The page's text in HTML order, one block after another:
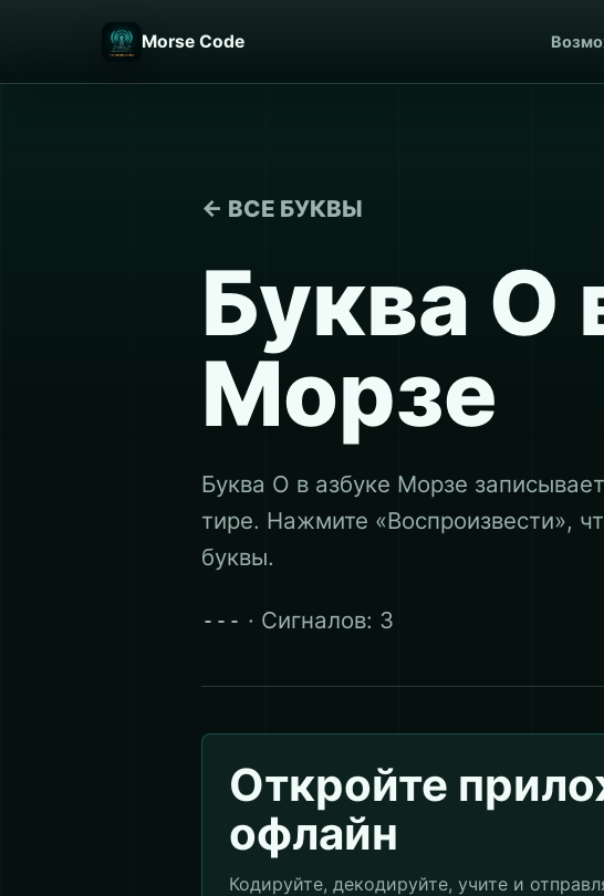
Morse Code
← ВСЕ БУКВЫ
Буква О
Морзе
Буква О в азбуке Морзе
тире. Нажмите «Воспроизвести»,
буквы.
--- · Сигналов: 3
Откройте
офлайн
Кодируйте, декодируйте, учите и